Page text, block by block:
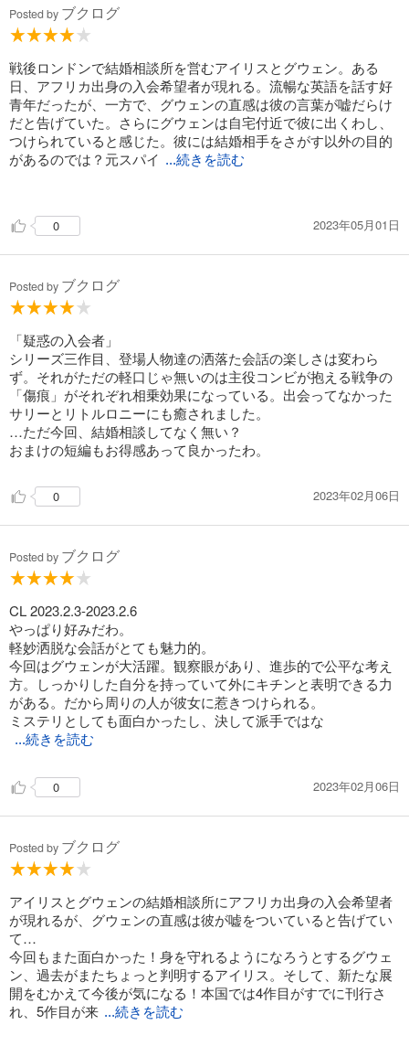
思いを寄せるとは・・・こちらもどうなるのか見守りたいで
す。
本書には、オマケの短編「机の秘密」も収録されておりまし
て、これもまた“丁度いい謎解き”が楽しめるお話で好きでし
た。
管理人・マクファースンさんに良きお相手が見つかることを祈
ります～。
グウェンが助けを求めた闇屋のボス、アイリスの恋人（？）で
もあるアーチ―の前で、
手下たちがグウェンの言うことを聞いて動き出そうとした場面
が面白かった。
アイリスの親友サリーとアイリス、そしてグウェンの仲はどう
なる？
Posted by ブクログ
戦後ロンドンで結婚相談所を営むアイリスとグウェン。ある
日、アフリカ出身の入会希望者が現れる。流暢な英語を話す好
青年だったが、一方で、グウェンの直感は彼の言葉が嘘だらけ
だと告げていた。さらにグウェンは自宅付近で彼に出くわし、
つけられていると感じた。彼には結婚相手をさがす以外の目的
があるのでは？元スパイ ...続きを読む
今回も面白かったーー！短編も収録されていてそちらも良い。
も上手いなあと思うし、ようやく我慢に我慢を重ねてきた女性
陣がいろんな意味で反撃に転じたベインブリッジ家のこれから
が楽しみだな～。ギャングのボスとも交流を重ねたグウェンが
すっかりアイドル（？）と化しているのが面白い。アイリスも
ありきたりな男では満足できないでしょうから、結局このまま
くっつくのかしら。サリーの気持ちも結構びっくりしたので、
二人の恋の行く先が気になります。
0 2023年05月01日
Posted by ブクログ
「疑惑の入会者」
シリーズ三作目、登場人物達の洒落た会話の楽しさは変わら
ず。それがただの軽口じゃ無いのは主役コンビが抱える戦争の
「傷痕」がそれぞれ相乗効果になっている。出会ってなかった
サリーとリトルロニーにも癒されました。
…ただ今回、結婚相談してなく無い？
おまけの短編もお得感あって良かったわ。
0 2023年02月06日
Posted by ブクログ
CL 2023.2.3-2023.2.6
やっぱり好みだわ。
軽妙洒脱な会話がとても魅力的。
今回はグウェンが大活躍。観察眼があり、進歩的で公平な考え
方。しっかりした自分を持っていて外にキチンと表明できる力
がある。だから周りの人が彼女に惹きつけられる。
ミステリとしても面白かったし、決して派手ではな
...続きを読む
0 2023年02月06日
Posted by ブクログ
アイリスとグウェンの結婚相談所にアフリカ出身の入会希望者
が現れるが、グウェンの直感は彼が嘘をついていると告げてい
て…
今回もまた面白かった！身を守れるようになろうとするグウェ
ン、過去がまたちょっと判明するアイリス。そして、新たな展
開をむかえて今後が気になる！本国では4作目がすでに刊行さ
れ、5作目が来 ...続きを読む